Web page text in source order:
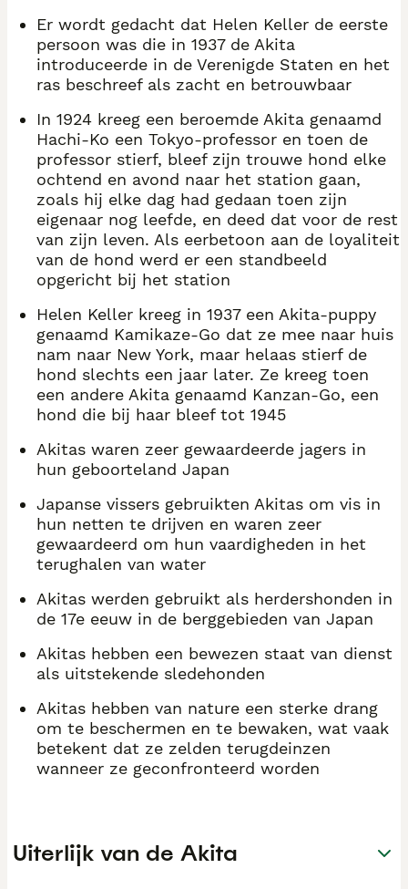
Er wordt gedacht dat Helen Keller de eerste
persoon was die in 1937 de Akita
introduceerde in de Verenigde Staten en het
ras beschreef als zacht en betrouwbaar
In 1924 kreeg een beroemde Akita genaamd
Hachi-Ko een Tokyo-professor en toen de
professor stierf, bleef zijn trouwe hond elke
ochtend en avond naar het station gaan,
zoals hij elke dag had gedaan toen zijn
eigenaar nog leefde, en deed dat voor de rest
van zijn leven. Als eerbetoon aan de loyaliteit
van de hond werd er een standbeeld
opgericht bij het station
Helen Keller kreeg in 1937 een Akita-puppy
genaamd Kamikaze-Go dat ze mee naar huis
nam naar New York, maar helaas stierf de
hond slechts een jaar later. Ze kreeg toen
een andere Akita genaamd Kanzan-Go, een
hond die bij haar bleef tot 1945
Akitas waren zeer gewaardeerde jagers in
hun geboorteland Japan
Japanse vissers gebruikten Akitas om vis in
hun netten te drijven en waren zeer
gewaardeerd om hun vaardigheden in het
terughalen van water
Akitas werden gebruikt als herdershonden in
de 17e eeuw in de berggebieden van Japan
Akitas hebben een bewezen staat van dienst
als uitstekende sledehonden
Akitas hebben van nature een sterke drang
om te beschermen en te bewaken, wat vaak
betekent dat ze zelden terugdeinzen
wanneer ze geconfronteerd worden
Uiterlijk van de Akita